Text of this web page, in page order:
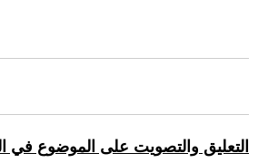
التعليق والتصويت على الموضوع في